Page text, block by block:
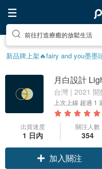
前往尋找靈感吧
新品牌上架🔥fairy and you墨墨
月白設計
台灣 | 2021 開
上次上線 超過 1
出貨速度
1 日內
關注人數
354
加入關注